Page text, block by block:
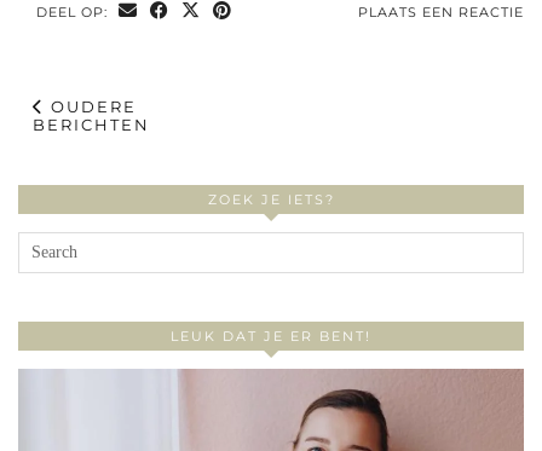
DEEL OP: PLAATS EEN REACTIE
OUDERE
BERICHTEN
ZOEK JE IETS?
LEUK DAT JE ER BENT!